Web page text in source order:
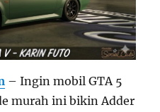
– Ingin mobil GTA 5
murah ini bikin Adder